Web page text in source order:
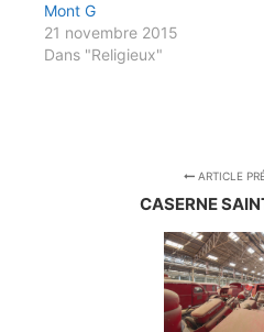
Mont G
21 novembre 2015
Dans "Religieux"
ARTICLE
CASERNE